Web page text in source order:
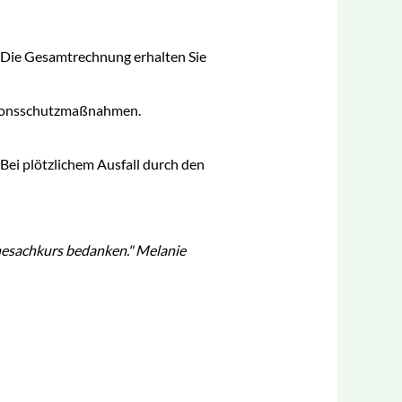
Gesamtrechnung erhalten Sie
plötzlichem Ausfall durch den
bedanken." Melanie